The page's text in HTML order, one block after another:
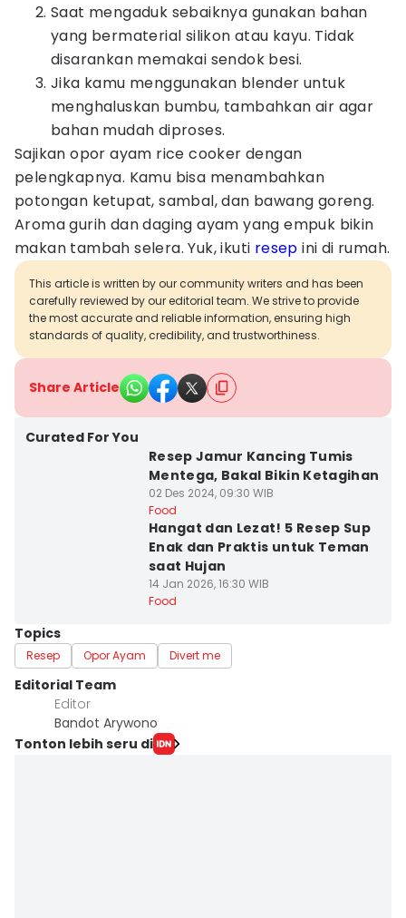
Saat mengaduk sebaiknya gunakan bahan
yang bermaterial silikon atau kayu. Tidak
disarankan memakai sendok besi.
Jika kamu menggunakan blender untuk
menghaluskan bumbu, tambahkan air agar
bahan mudah diproses.
Sajikan opor ayam rice cooker dengan
pelengkapnya. Kamu bisa menambahkan
potongan ketupat, sambal, dan bawang goreng.
Aroma gurih dan daging ayam yang empuk bikin
makan tambah selera. Yuk, ikuti resep ini di rumah.
This article is written by our community writers and has been
carefully reviewed by our editorial team. We strive to provide
the most accurate and reliable information, ensuring high
standards of quality, credibility, and trustworthiness.
Share Article
Curated For You
Resep Jamur Kancing Tumis
Mentega, Bakal Bikin Ketagihan
02 Des 2024, 09:30 WIB
Food
Hangat dan Lezat! 5 Resep Sup
Enak dan Praktis untuk Teman
saat Hujan
14 Jan 2026, 16:30 WIB
Food
Topics
Resep Opor Ayam Divert me
Editorial Team
Editor
Bandot Arywono
Tonton lebih seru di